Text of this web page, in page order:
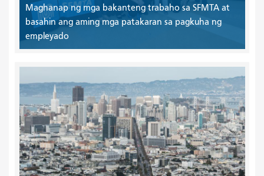
Maghanap ng mga bakanteng trabaho sa SFMTA at
basahin ang aming mga patakaran sa pagkuha ng
empleyado